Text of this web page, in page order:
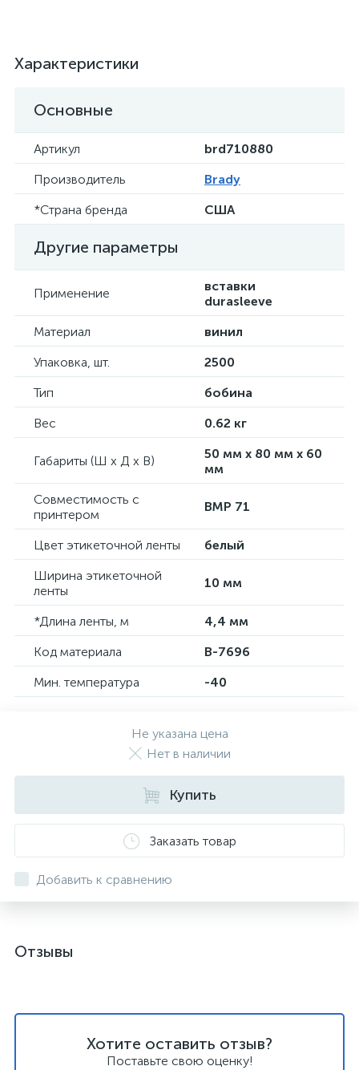
Характеристики
Основные
Артикул
brd710880
Производитель
Brady
*Страна бренда
США
Другие параметры
Применение
вставки
durasleeve
Материал
винил
Упаковка, шт.
2500
Тип
бобина
Вес
0.62 кг
Габариты (Ш х Д х В)
50 мм x 80 мм x 60
мм
Совместимость с
принтером
BMP 71
Цвет этикеточной ленты
белый
Ширина этикеточной
ленты
10 мм
*Длина ленты, м
4,4 мм
Код материала
B-7696
Мин. температура
-40
Не указана цена
Нет в наличии
Купить
Заказать товар
Добавить к сравнению
Отзывы
Хотите оставить отзыв?
Поставьте свою оценку!